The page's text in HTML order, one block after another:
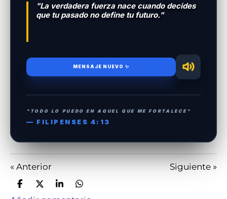
"La verdadera fuerza nace cuando decides
que tu pasado no define tu futuro."
MENSAJE NUEVO ✨
"TODO LO PUEDO EN AQUEL QUE ME FORTALECE"
— FILIPENSES 4:13
«Anterior Siguiente»
CompartirCompartir
CompartirCompartir